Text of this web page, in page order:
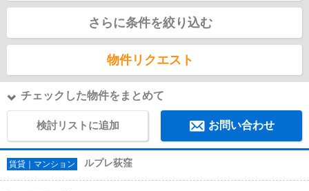
さらに条件を絞り込む
物件リクエスト
チェックした物件をまとめて
検討リストに追加 お問い合わせ
賃貸｜マンション ルプレ荻窪